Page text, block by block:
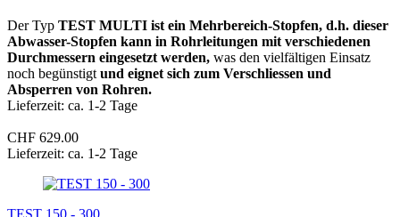
Der Typ TEST MULTI ist ein Mehrbereich-Stopfen, d.h. dieser
Abwasser-Stopfen kann in Rohrleitungen mit verschiedenen
Durchmessern eingesetzt werden, was den vielfältigen Einsatz
noch begünstigt und eignet sich zum Verschliessen und
Absperren von Rohren.
Lieferzeit: ca. 1-2 Tage
CHF 629.00
Lieferzeit: ca. 1-2 Tage
TEST 150 - 300